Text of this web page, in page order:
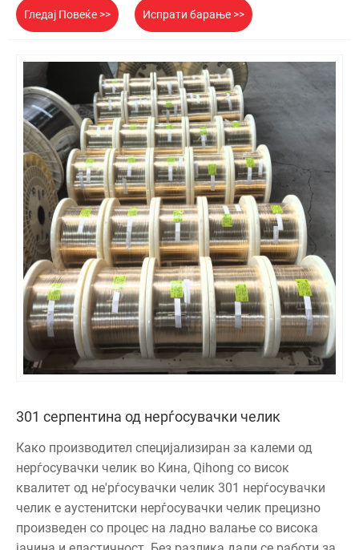
Гледај Повеќе >> Испрати барање >>
301 серпентина од нерѓосувачки челик
Како производител специјализиран за калеми од
нерѓосувачки челик во Кина, Qihong со висок
квалитет од не'рѓосувачки челик 301 нерѓосувачки
челик е аустенитски нерѓосувачки челик прецизно
произведен со процес на ладно валање со висока